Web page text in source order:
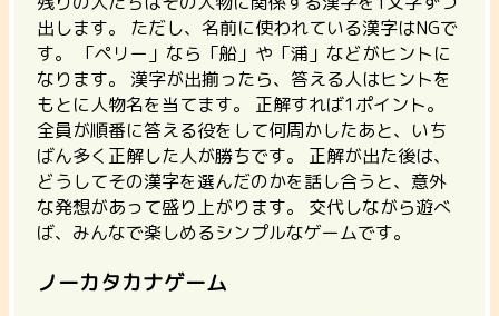
出します。 ただし、名前に使われている漢字はNGで
す。 「ペリー」なら「船」や「浦」などがヒントに
なります。 漢字が出揃ったら、答える人はヒントを
もとに人物名を当てます。 正解すれば1ポイント。
全員が順番に答える役をして何周かしたあと、いち
ばん多く正解した人が勝ちです。 正解が出た後は、
どうしてその漢字を選んだのかを話し合うと、意外
な発想があって盛り上がります。
交代しながら遊べ
ば、みんなで楽しめるシンプルなゲームです。
ノーカタカナゲーム